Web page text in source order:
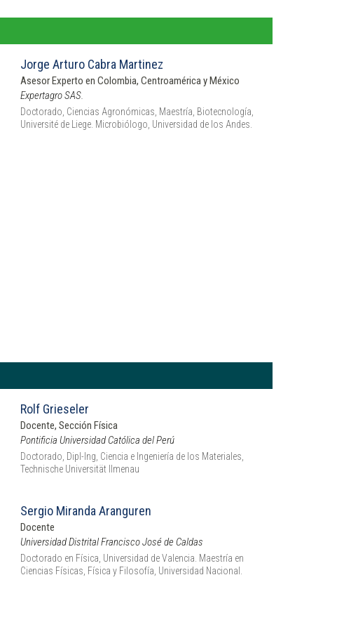
Jorge Arturo Cabra Martinez
Asesor Experto en Colombia, Centroamérica y México
Expertagro SAS.
Doctorado, Ciencias Agronómicas, Maestría, Biotecnología,
Université de Liege. Microbiólogo, Universidad de los Andes.
Rolf Grieseler
Docente, Sección Física
Pontificia Universidad Católica del Perú
Doctorado, Dipl-Ing, Ciencia e Ingeniería de los Materiales,
Technische Universität Ilmenau
Sergio Miranda Aranguren
Docente
Universidad Distrital Francisco José de Caldas
Doctorado en Física, Universidad de Valencia. Maestría en
Ciencias Físicas, Física y Filosofía, Universidad Nacional.